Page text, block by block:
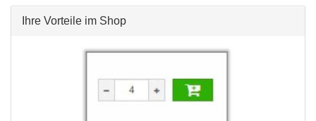
Ihre Vorteile im Shop